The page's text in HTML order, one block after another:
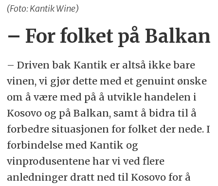
(Foto: Kantik Wine)
– For folket på Balkan
– Driven bak Kantik er altså ikke bare
vinen, vi gjør dette med et genuint ønske
om å være med på å utvikle handelen i
Kosovo og på Balkan, samt å bidra til å
forbedre situasjonen for folket der nede. I
forbindelse med Kantik og
vinprodusentene har vi ved flere
anledninger dratt ned til Kosovo for å